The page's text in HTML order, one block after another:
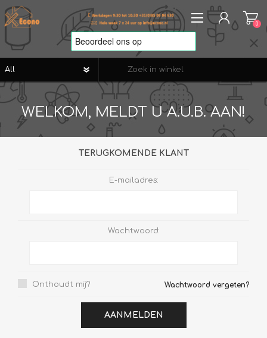
REGISTREREN
AANMELDEN
VERLANGLIJST
0
0
WELKOM, MELDT U A.U.B. AAN!
TERUGKOMENDE KLANT
E-mailadres:
Wachtwoord:
Onthoudt mij? Wachtwoord vergeten?
AANMELDEN